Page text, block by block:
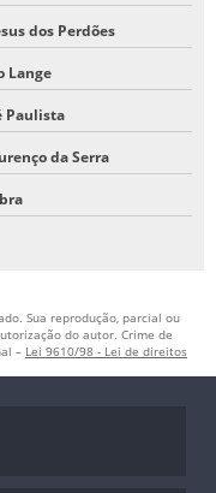
dos Perdões
Lange
Paulista
da Serra
Sua reprodução, parcial ou
do autor. Crime de
– Lei 9610/98 - Lei de direitos